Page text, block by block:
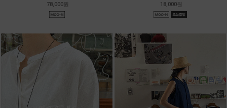
78,000원
18,000원